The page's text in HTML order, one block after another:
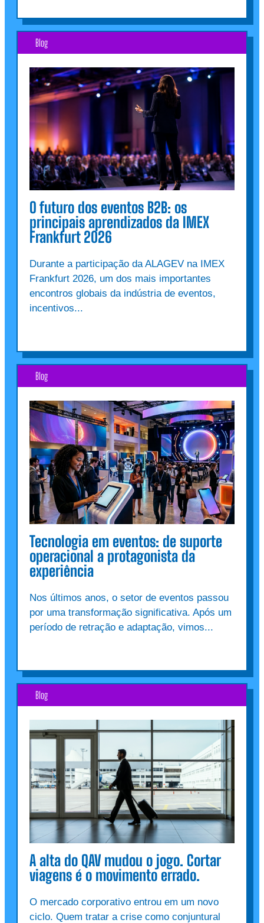
Blog
O futuro dos eventos B2B: os
principais aprendizados da IMEX
Frankfurt 2026
Durante a participação da ALAGEV na IMEX
Frankfurt 2026, um dos mais importantes
encontros globais da indústria de eventos,
incentivos...
Blog
Tecnologia em eventos: de suporte
operacional a protagonista da
experiência
Nos últimos anos, o setor de eventos passou
por uma transformação significativa. Após um
período de retração e adaptação, vimos...
Blog
A alta do QAV mudou o jogo. Cortar
viagens é o movimento errado.
O mercado corporativo entrou em um novo
ciclo. Quem tratar a crise como conjuntural